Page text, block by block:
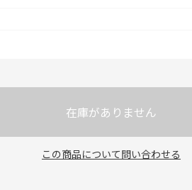
在庫がありません
この商品について問い合わせる